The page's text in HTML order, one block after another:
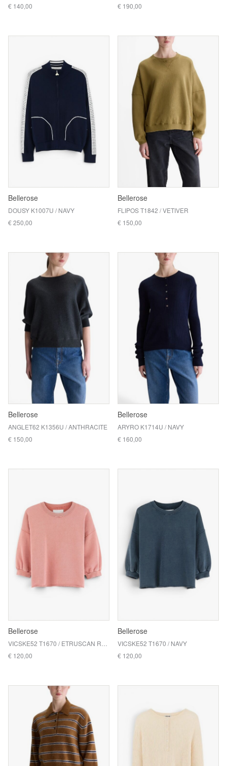
€ 140,00 € 190,00
Bellerose
DOUSY K1007U / NAVY
€ 250,00
Bellerose
FLIPOS T1842 / VETIVER
€ 150,00
Bellerose
ANGLET62 K1356U / ANTHRACITE
€ 150,00
Bellerose
ARYRO K1714U / NAVY
€ 160,00
Bellerose
€ 120,00
Bellerose
VICSKE52 T1670 / NAVY
€ 120,00